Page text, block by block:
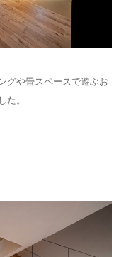
グや畳スペースで遊ぶお
。